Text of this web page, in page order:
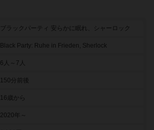
ブラックパーティ 安らかに眠れ、シャーロック
Black Party: Ruhe in Frieden, Sherlock
6人～7人
150分前後
16歳から
2020年～